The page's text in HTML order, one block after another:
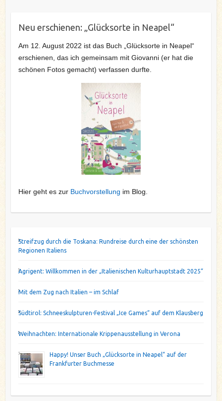
Neu erschienen: „Glücksorte in Neapel“
Am 12. August 2022 ist das Buch „Glücksorte in Neapel“
erschienen, das ich gemeinsam mit Giovanni (er hat die
schönen Fotos gemacht) verfassen durfte.
Hier geht es zur Buchvorstellung im Blog.
Streifzug durch die Toskana: Rundreise durch eine der schönsten
Regionen Italiens
Agrigent: Willkommen in der „Italienischen Kulturhauptstadt 2025“
Mit dem Zug nach Italien – im Schlaf
Südtirol: Schneeskulpturen-Festival „Ice Games“ auf dem Klausberg
Weihnachten: Internationale Krippenausstellung in Verona
Happy! Unser Buch „Glücksorte in Neapel“ auf der
Frankfurter Buchmesse